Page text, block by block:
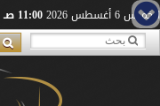
الخميس 6 أغسطس 2026 11:00 صـ